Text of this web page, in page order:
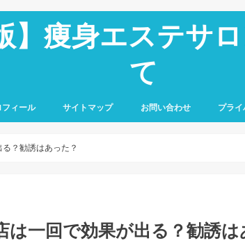
】痩身エステサ
て
フィール サイトマップ お問い合わせ プラ
？勧誘はあった？
一回で効果が出る？勧誘は